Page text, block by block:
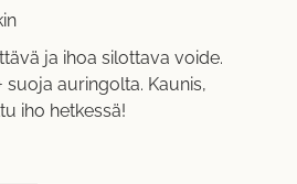
ja ihoa silottava voide.
suoja auringolta. Kaunis,
iho hetkessä!